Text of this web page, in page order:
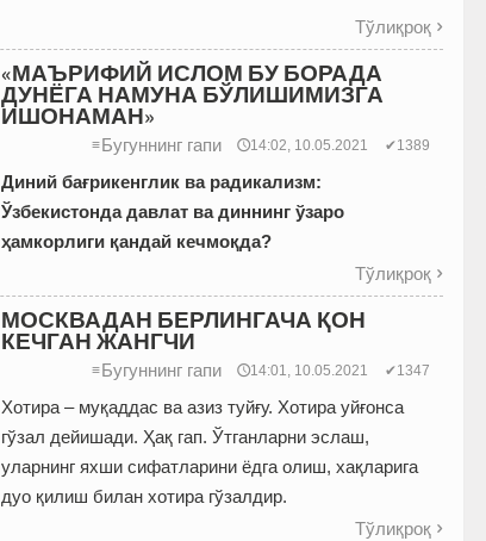
Тўлиқроқ 
«МАЪРИФИЙ ИСЛОМ БУ БОРАДА
ДУНЁГА НАМУНА БЎЛИШИМИЗГА
ИШОНАМАН»
≡Бугуннинг гапи 🕔14:02, 10.05.2021 ✔1389
Диний бағрикенглик ва радикализм:
Ўзбекистонда давлат ва диннинг ўзаро
ҳамкорлиги қандай кечмоқда?
Тўлиқроқ 
МОСКВАДАН БЕРЛИНГАЧА ҚОН
КЕЧГАН ЖАНГЧИ
≡Бугуннинг гапи 🕔14:01, 10.05.2021 ✔1347
Хотира – муқаддас ва азиз туйғу. Хотира уйғонса
гўзал дейишади. Ҳақ гап. Ўтганларни эслаш,
уларнинг яхши сифатларини ёдга олиш, хақларига
дуо қилиш билан хотира гўзалдир.
Тўлиқроқ 